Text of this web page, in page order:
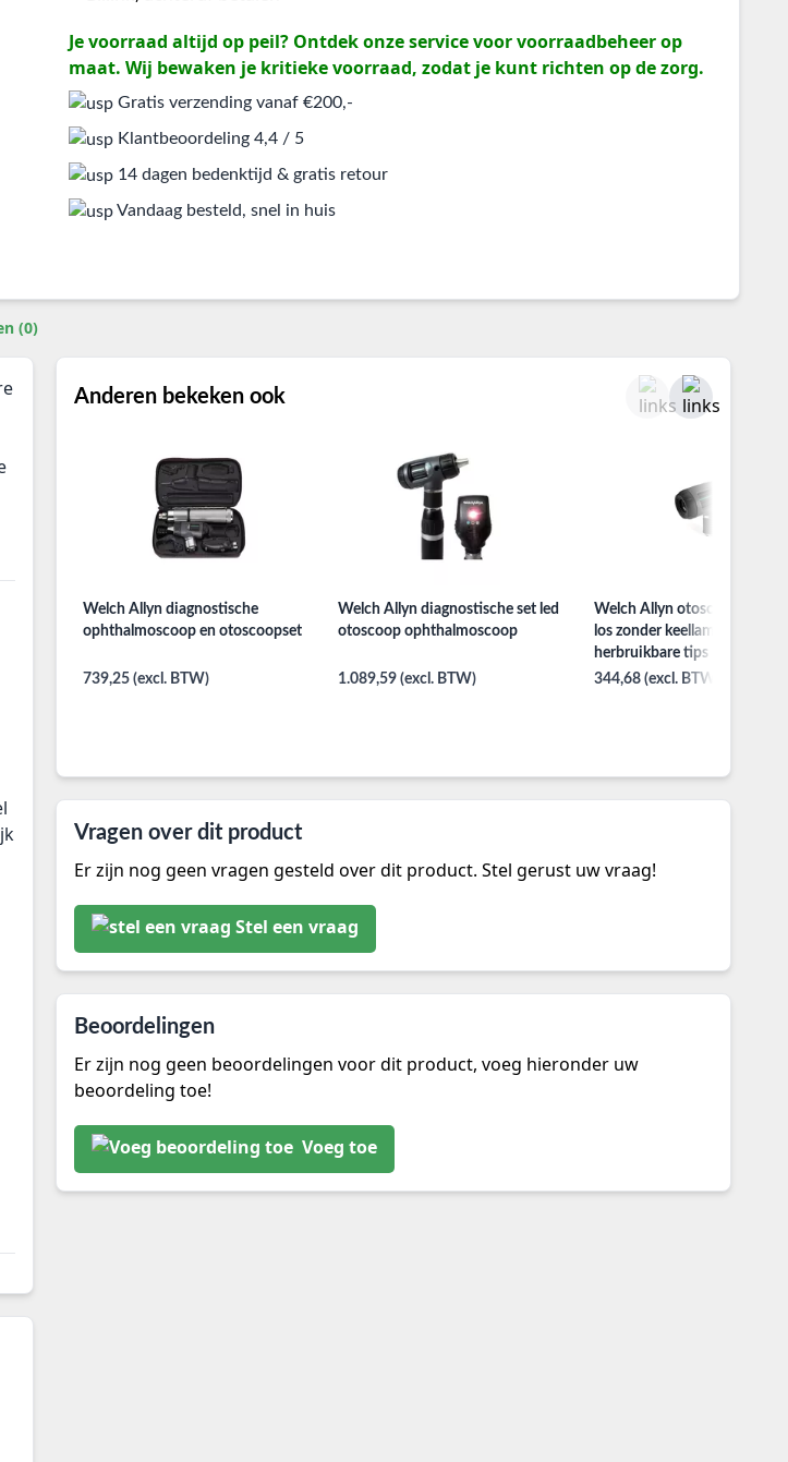
Je voorraad altijd op peil? Ontdek onze service voor voorraadbeheer op
maat. Wij bewaken je kritieke voorraad, zodat je kunt richten op de zorg.
Gratis verzending vanaf €200,-
Klantbeoordeling 4,4 / 5
14 dagen bedenktijd & gratis retour
Vandaag besteld, snel in huis
(0)
Anderen bekeken ook
Welch Allyn diagnostische
ophthalmoscoop en otoscoopset
739,25 (excl. BTW)
Welch Allyn diagnostische set led
otoscoop ophthalmoscoop
1.089,59 (excl. BTW)
Welch Allyn otoscoop
los zonder keellamp 4
herbruikbare tips halogeen
344,68 (excl. BTW)
Vragen over dit product
Er zijn nog geen vragen gesteld over dit product. Stel gerust uw vraag!
Stel een vraag
Beoordelingen
Er zijn nog geen beoordelingen voor dit product, voeg hieronder uw
beoordeling toe!
Voeg toe